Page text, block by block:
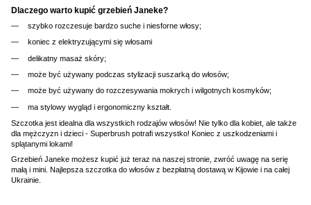
Dlaczego warto kupić grzebień Janeke?
szybko rozczesuje bardzo suche i niesforne włosy;
koniec z elektryzującymi się włosami
delikatny masaż skóry;
może być używany podczas stylizacji suszarką do włosów;
może być używany do rozczesywania mokrych i wilgotnych kosmyków;
ma stylowy wygląd i ergonomiczny kształt.
Szczotka jest idealna dla wszystkich rodzajów włosów! Nie tylko dla kobiet, ale także
dla mężczyzn i dzieci - Superbrush potrafi wszystko! Koniec z uszkodzeniami i
splątanymi lokami!
Grzebień Janeke możesz kupić już teraz na naszej stronie, zwróć uwagę na serię
małą i mini. Najlepsza szczotka do włosów z bezpłatną dostawą w Kijowie i na całej
Ukrainie.